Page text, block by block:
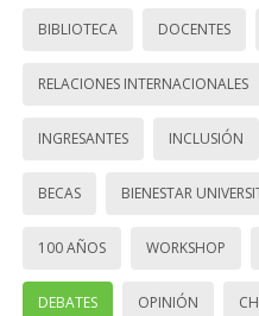
BIBLIOTECA DOCENTES
RELACIONES INTERNACIONALES
INGRESANTES INCLUSIÓN
BECAS BIENESTAR
100 AÑOS WORKSHOP
DEBATES OPINIÓN